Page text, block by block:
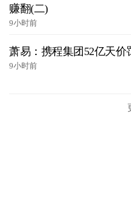
赚翻(二)
9小时前
萧易：携程集团52亿天价
9小时前